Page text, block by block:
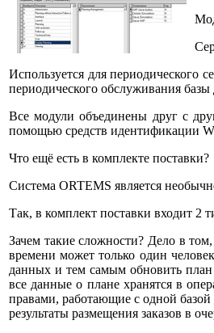
Используется для периодического
периодического обслуживания
Все модули объединены друг с
помощью средств идентификации
Что ещё есть в комплекте поставки?
Система ORTEMS является
Так, в комплект поставки входит 2
Зачем такие сложности? Дело в
времени может только один
данных и тем самым обновить план
все данные о плане хранятся в
правами, работающие с одной
результаты размещения заказов в